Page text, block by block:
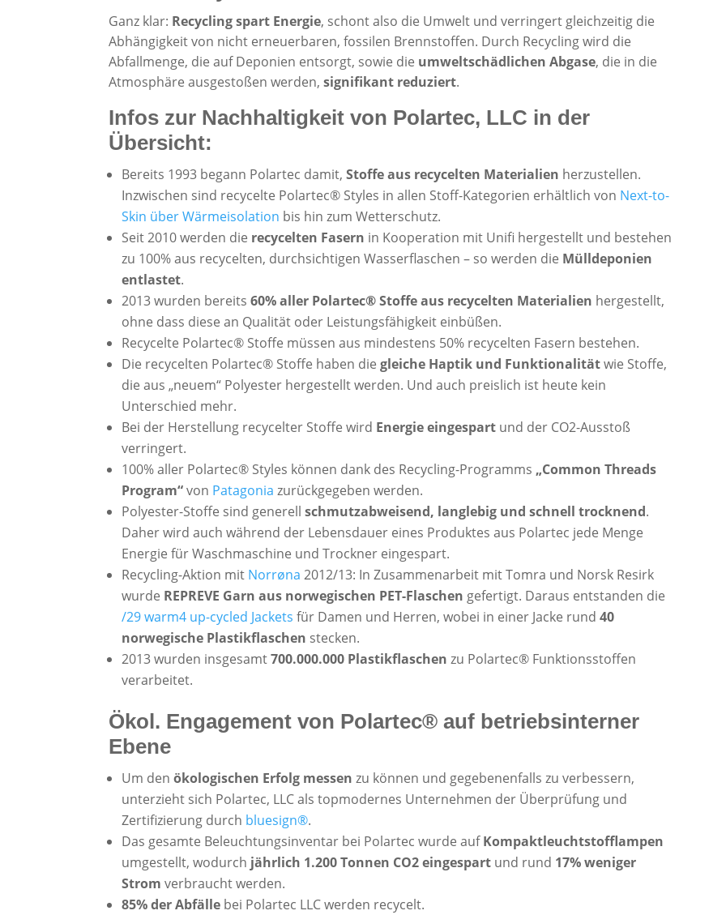
Ganz klar: Recycling spart Energie, schont also die Umwelt und verringert gleichzeitig die
Abhängigkeit von nicht erneuerbaren, fossilen Brennstoffen. Durch Recycling wird die
Abfallmenge, die auf Deponien entsorgt, sowie die umweltschädlichen Abgase, die in die
Atmosphäre ausgestoßen werden,signifikant reduziert.
Infos zur Nachhaltigkeit von Polartec, LLC in der
Übersicht:
Bereits 1993 begann Polartec damit,Stoffe aus recycelten Materialien herzustellen.
Inzwischen sind recycelte Polartec® Styles in allen Stoff-Kategorien erhältlich von Next-to-
Skin über Wärmeisolation bis hin zum Wetterschutz.
Seit 2010 werden die recycelten Fasern in Kooperation mit Unifi hergestellt und bestehen
zu 100% aus recycelten, durchsichtigen Wasserflaschen – so werden die Mülldeponien
entlastet.
2013 wurden bereits60% aller Polartec® Stoffe aus recycelten Materialien hergestellt,
ohne dass diese an Qualität oder Leistungsfähigkeit einbüßen.
Recycelte Polartec® Stoffe müssen aus mindestens 50% recycelten Fasern bestehen.
Die recycelten Polartec® Stoffe haben diegleiche Haptik und Funktionalitätwie Stoffe,
die aus „neuem“ Polyester hergestellt werden. Und auch preislich ist heute kein
Unterschied mehr.
Bei der Herstellung recycelter Stoffe wird Energie eingespart und der CO2-Ausstoß
verringert.
100% aller Polartec® Styles können dank des Recycling-Programms „Common Threads
Program“von Patagoniazurückgegeben werden.
Polyester-Stoffe sind generellschmutzabweisend, langlebig und schnell trocknend.
Daher wird auch während der Lebensdauer eines Produktes aus Polartec jede Menge
Energie für Waschmaschine und Trockner eingespart.
Recycling-Aktion mit Norrøna 2012/13: In Zusammenarbeit mit Tomra und Norsk Resirk
wurde REPREVE Garn aus norwegischen PET-Flaschen gefertigt. Daraus entstanden die
/29 warm4 up-cycled Jackets für Damen und Herren, wobei in einer Jacke rund40
norwegische Plastikflaschen stecken.
2013 wurden insgesamt700.000.000 Plastikflaschen zu Polartec® Funktionsstoffen
verarbeitet.
Ökol. Engagement von Polartec® auf betriebsinterner
Ebene
Um denökologischen Erfolg messen zu können und gegebenenfalls zu verbessern,
unterzieht sich Polartec, LLC als topmodernes Unternehmen der Überprüfung und
Zertifizierung durch bluesign®.
Das gesamte Beleuchtungsinventar bei Polartec wurde aufKompaktleuchtstofflampen
umgestellt, wodurch jährlich 1.200 Tonnen CO2 eingespart und rund 17% weniger
Strom verbraucht werden.
85% der Abfälle bei Polartec LLC werden recycelt.